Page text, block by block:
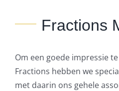
Fractions
Om een goede impressie
Fractions hebben we
met daarin ons gehele